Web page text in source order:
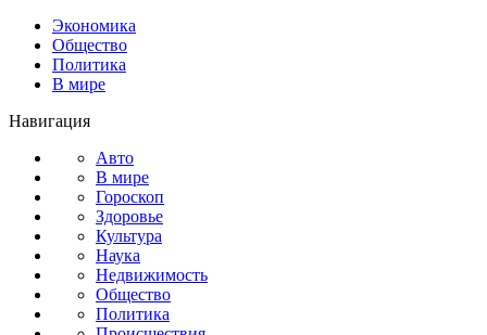
Экономика
Общество
Политика
В мире
Навигация
Авто
В мире
Гороскоп
Здоровье
Культура
Наука
Недвижимость
Общество
Политика